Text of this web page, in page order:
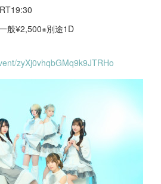
般¥2,500※別途1D
zyXj0vhqbGMq9k9JTRHo